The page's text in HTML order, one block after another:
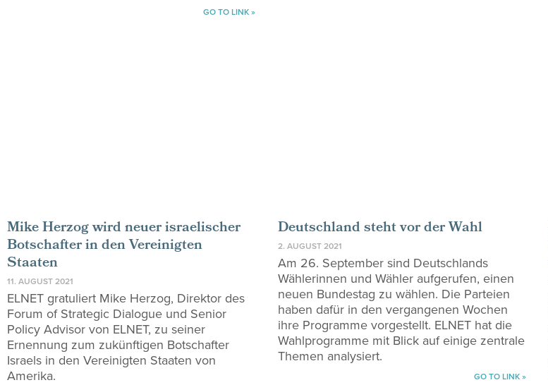
GO TO LINK »
Mike Herzog wird neuer israelischer
Botschafter in den Vereinigten
Staaten
11. AUGUST 2021
ELNET gratuliert Mike Herzog, Direktor des
Forum of Strategic Dialogue und Senior
Policy Advisor von ELNET, zu seiner
Ernennung zum zukünftigen Botschafter
Israels in den Vereinigten Staaten von
Amerika.
Deutschland steht vor der Wahl
2. AUGUST 2021
Am 26. September sind Deutschlands
Wählerinnen und Wähler aufgerufen, einen
neuen Bundestag zu wählen. Die Parteien
haben dafür in den vergangenen Wochen
ihre Programme vorgestellt. ELNET hat die
Wahlprogramme mit Blick auf einige zentrale
Themen analysiert.
GO TO LINK »